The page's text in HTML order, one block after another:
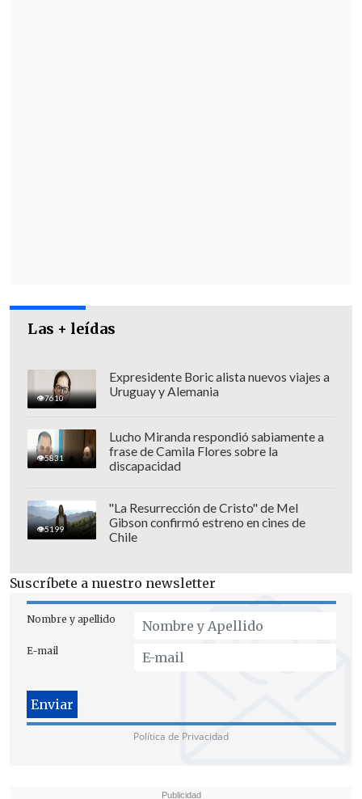
El estreno de "Megalopolis" en las salas
de cine está fijado para el próximo
enerode 2025.
Las + leídas
7610
Expresidente Boric alista nuevos viajes a
Uruguay y Alemania
5831
Lucho Miranda respondió sabiamente a
frase de Camila Flores sobre la
discapacidad
5199
"La Resurrección de Cristo" de Mel
Gibson confirmó estreno en cines de
Chile
Suscríbete a nuestro newsletter
Nombre y apellido
E-mail
Política de Privacidad